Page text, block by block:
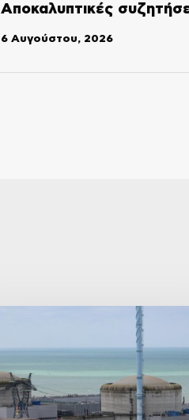
Αποκαλυπτικές
6 Αυγούστου, 2026